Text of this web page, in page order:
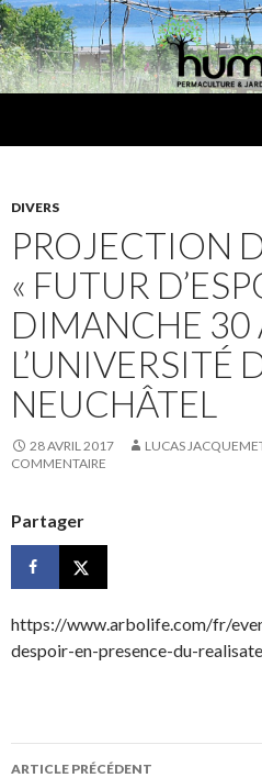
DIVERS
PROJECTION
« FUTUR
DIMANCHE 30
L’UNIVERSITÉ
NEUCHÂTEL
28 AVRIL 2017 LUCAS
COMMENTAIRE
Partager
https://www.arbolife.com/fr/
despoir-en-presence-du-
Navigation
ARTICLE PRÉCÉDENT